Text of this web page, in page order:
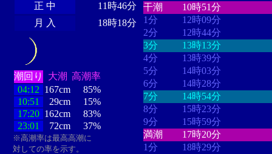
正 中
11時46分
月 入
18時18分
潮回り 大潮 高潮率
04:12 167cm
85%
10:51
29cm
15%
17:20 162cm
83%
23:01
72cm 37%
※高潮率は最高高潮に
対しての率を示す。
干潮
10時51分
1分
12時09分
2分
12時44分
3分
13時13分
4分
13時39分
5分
14時03分
6分
14時28分
7分
14時54分
8分
15時23分
9分
15時59分
満潮
17時20分
1分
18時29分